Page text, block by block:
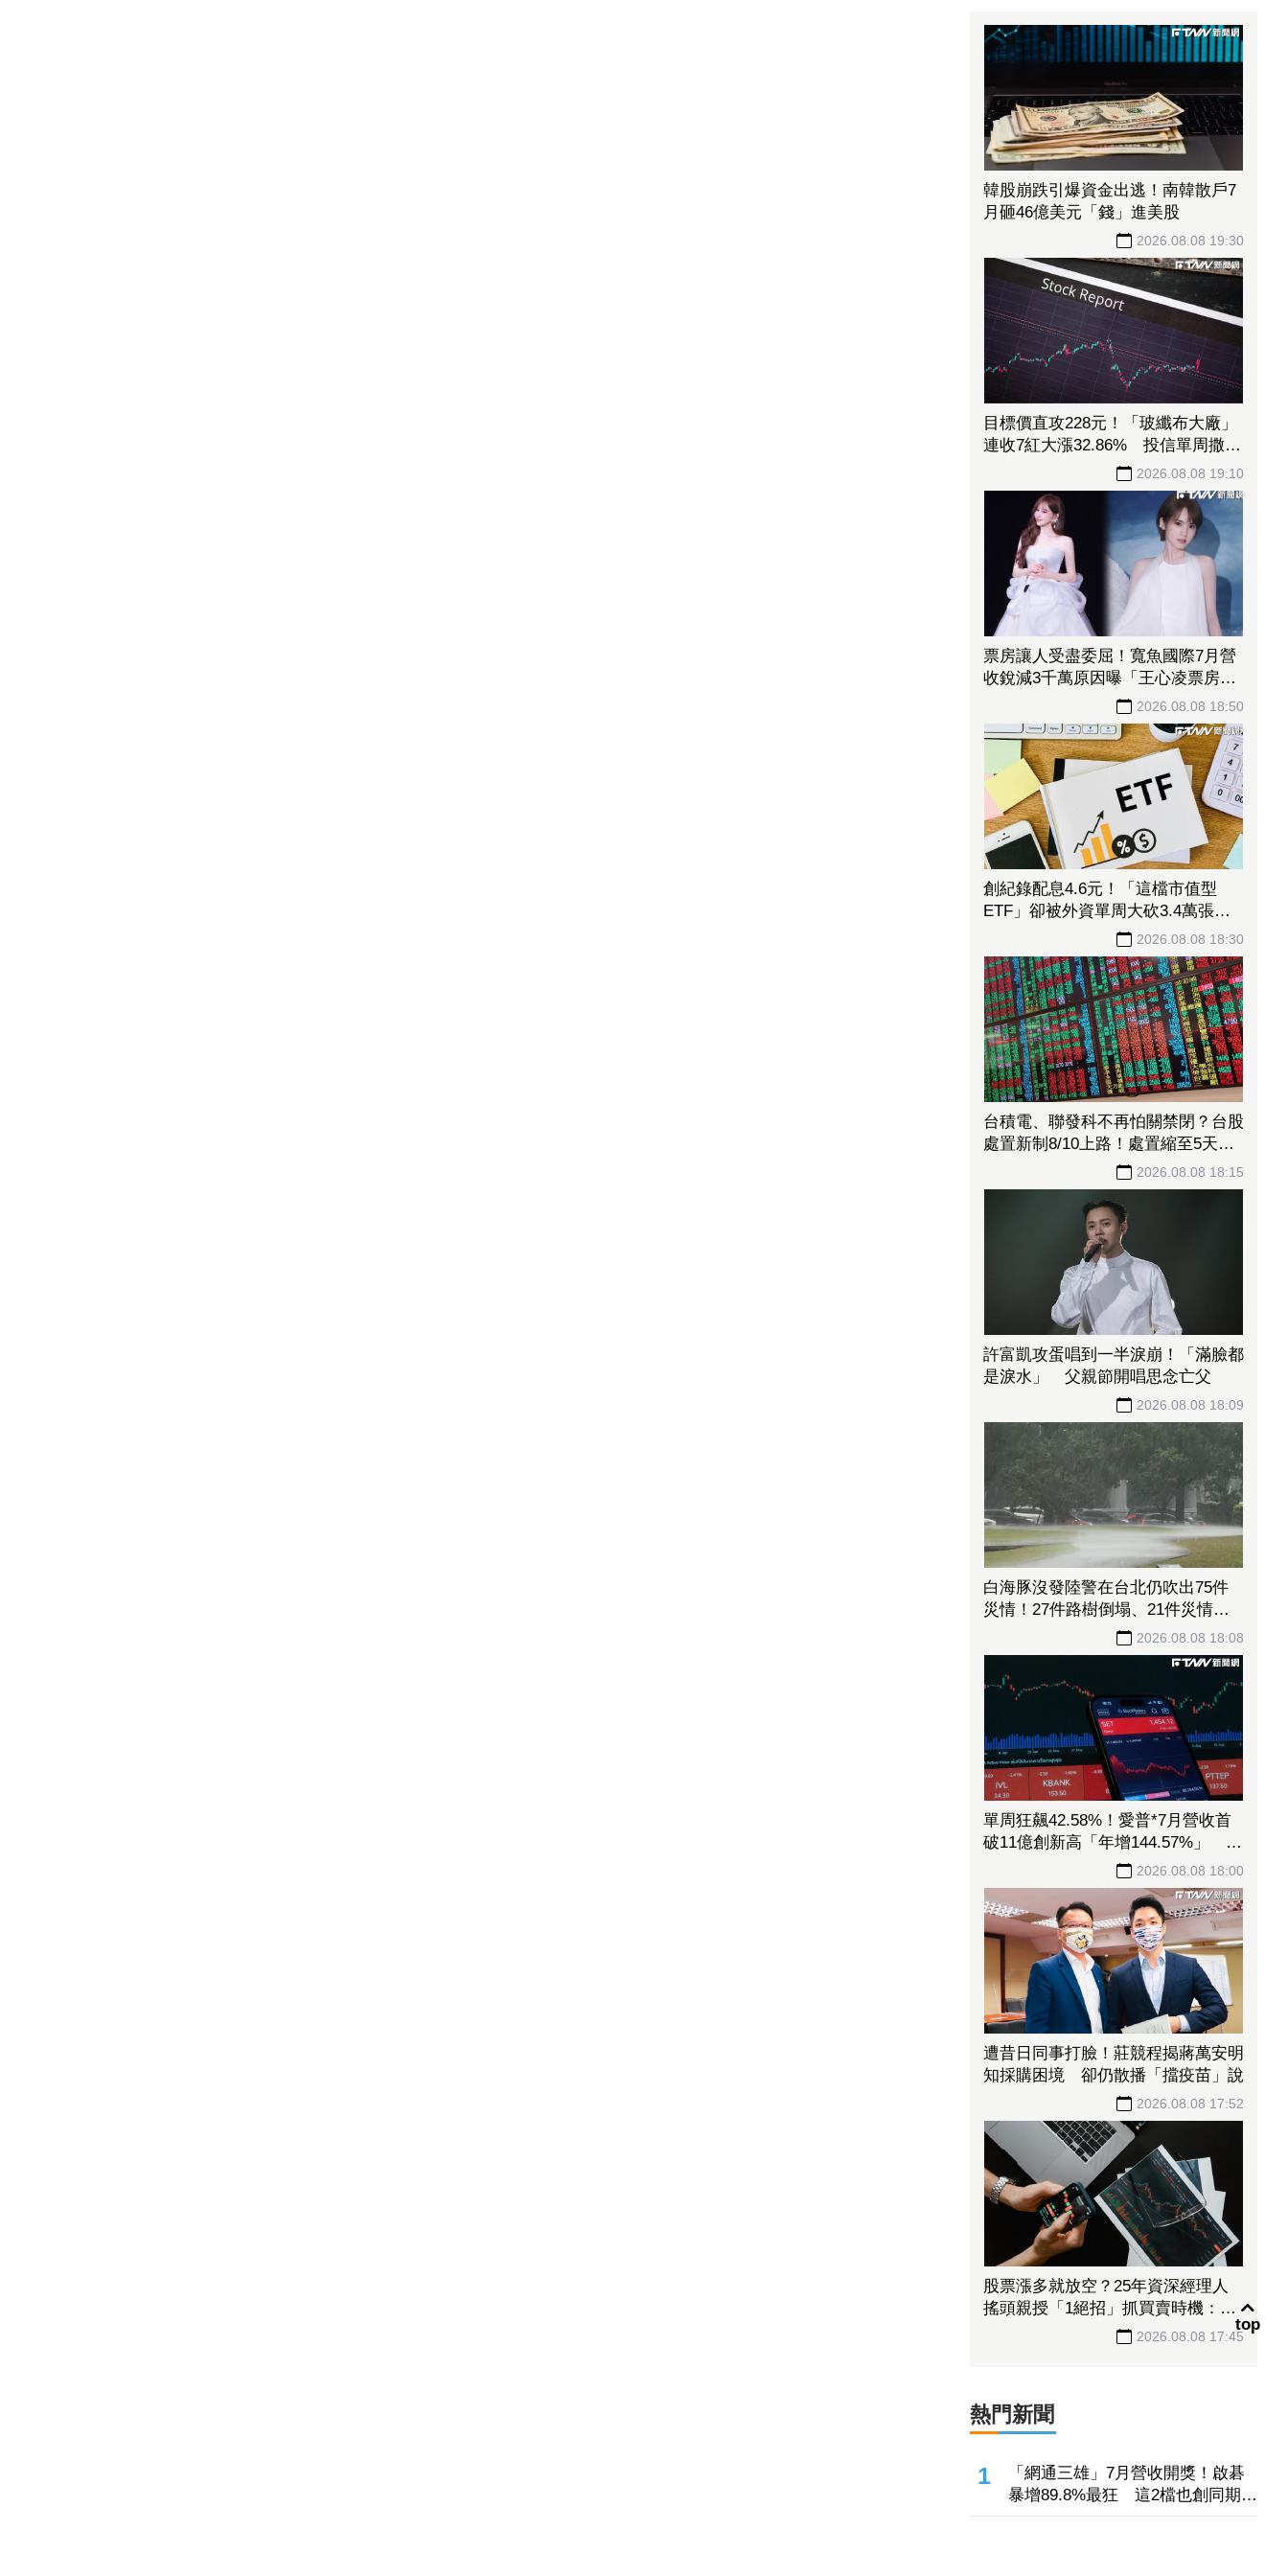
韓股崩跌引爆資金出逃！南韓散戶7
月砸46億美元「錢」進美股
2026.08.08 19:30
目標價直攻228元！「玻纖布大廠」
連收7紅大漲32.86% 投信單周撒
16.7億元、掃入近萬張2026.08.08 19:10
票房讓人受盡委屈！寬魚國際7月營
收銳減3千萬原因曝「王心凌票房＞
楊丞琳」 網笑翻：是吃了誠實果實
2026.08.08 18:50
創紀錄配息4.6元！「這檔市值型
ETF」卻被外資單周大砍3.4萬張
00923豪配3.05元同被抽回2億元
2026.08.08 18:30
台積電、聯發科不再怕關禁閉？台股
處置新制8/10上路！處置縮至5天、2
2026.08.08 18:15
許富凱攻蛋唱到一半淚崩！「滿臉都
是淚水」 父親節開唱思念亡父
2026.08.08 18:09
白海豚沒發陸警在台北仍吹出75件
災情！27件路樹倒塌、21件災情處
2026.08.08 18:08
單周狂飆42.58%！愛普*7月營收首
破11億創新高「年增144.57%」 重
2026.08.08 18:00
遭昔日同事打臉！莊競程揭蔣萬安明
知採購困境 卻仍散播「擋疫苗」說
2026.08.08 17:52
股票漲多就放空？25年資深經理人
搖頭親授「1絕招」抓買賣時機：看
2026.08.08 17:45
熱門新聞
1
「網通三雄」7月營收開獎！啟碁
暴增89.8%最狂 這2檔也創同期新
高
top